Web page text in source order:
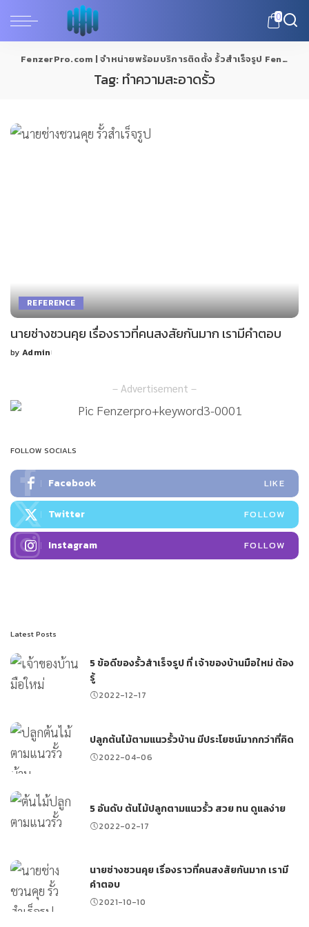
0
FenzerPro.com | จำหน่ายพร้อมบริการติดตั้ง รั้วสำเร็จรูป Fenzer
Tag: ทำความสะอาดรั้ว
REFERENCE
นายช่างชวนคุย เรื่องราวที่คนสงสัยกันมาก เรามีคำตอบ
Posted
by Admin
– Advertisement –
FOLLOW SOCIALS
Facebook LIKE
Twitter FOLLOW
Instagram FOLLOW
Latest Posts
5 ข้อดีของรั้วสำเร็จรูป ที่ เจ้าของบ้านมือใหม่ ต้อง
รู้
2022-12-17
ปลูกต้นไม้ตามแนวรั้วบ้าน มีประโยชน์มากกว่าที่คิด
2022-04-06
5 อันดับ ต้นไม้ปลูกตามแนวรั้ว สวย ทน ดูแลง่าย
2022-02-17
นายช่างชวนคุย เรื่องราวที่คนสงสัยกันมาก เรามี
คำตอบ
2021-10-10